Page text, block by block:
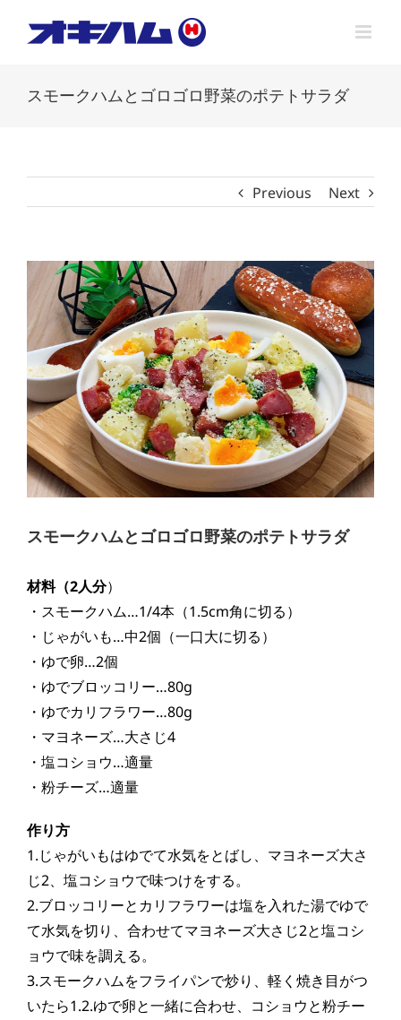
スモークハムとゴロゴロ野菜のポテトサラダ
Previous Next
View
Larger
Image
スモークハムとゴロゴロ野菜のポテトサラダ
材料（2人分）
・スモークハム…1/4本（1.5cm角に切る）
・じゃがいも…中2個（一口大に切る）
・ゆで卵…2個
・ゆでブロッコリー…80g
・ゆでカリフラワー…80g
・マヨネーズ…大さじ4
・塩コショウ…適量
・粉チーズ…適量
作り方
1.じゃがいもはゆでて水気をとばし、マヨネーズ大さ
じ2、塩コショウで味つけをする。
2.ブロッコリーとカリフラワーは塩を入れた湯でゆで
て水気を切り、合わせてマヨネーズ大さじ2と塩コシ
ョウで味を調える。
3.スモークハムをフライパンで炒り、軽く焼き目がつ
いたら1.2.ゆで卵と一緒に合わせ、 コショウと粉チー